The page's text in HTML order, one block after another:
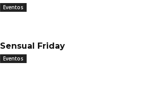
Eventos
Sensual Friday
Eventos